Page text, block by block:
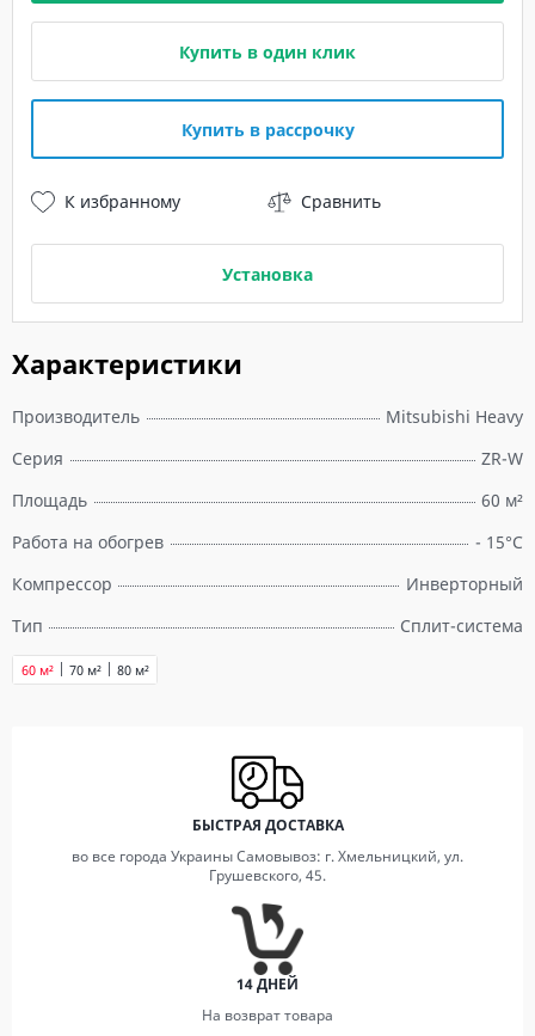
Характеристики
Производитель
Mitsubishi Heavy
Серия
ZR-W
Площадь
60 м²
Работа на обогрев
- 15°С
Компрессор
Инверторный
Тип
Сплит-система
60 м² 70 м² 80 м²
Купить в один клик
Купить в рассрочку
К избранному Сравнить
Установка
БЫСТРАЯ ДОСТАВКА
во все города Украины Самовывоз: г. Хмельницкий, ул.
Грушевского, 45.
14 ДНЕЙ
На возврат товара